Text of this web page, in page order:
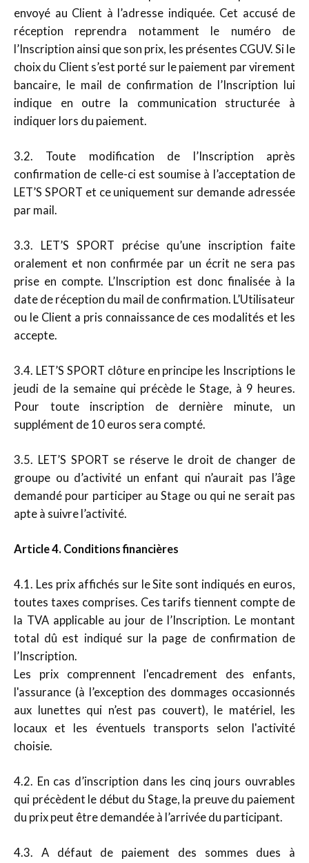
envoyé au Client à l’adresse indiquée. Cet accusé de
réception reprendra notamment le numéro de
l’Inscription ainsi que son prix, les présentes CGUV. Si le
choix du Client s’est porté sur le paiement par virement
bancaire, le mail de confirmation de l’Inscription lui
indique en outre la communication structurée à
indiquer lors du paiement.
3.2. Toute modification de l’Inscription après
confirmation de celle-ci est soumise à l’acceptation de
LET’S SPORT et ce uniquement sur demande adressée
par mail.
3.3. LET’S SPORT précise qu’une inscription faite
oralement et non confirmée par un écrit ne sera pas
prise en compte. L’Inscription est donc finalisée à la
date de réception du mail de confirmation. L’Utilisateur
ou le Client a pris connaissance de ces modalités et les
accepte.
3.4. LET’S SPORT clôture en principe les Inscriptions le
jeudi de la semaine qui précède le Stage, à 9 heures.
Pour toute inscription de dernière minute, un
supplément de 10 euros sera compté.
3.5. LET’S SPORT se réserve le droit de changer de
groupe ou d’activité un enfant qui n’aurait pas l’âge
demandé pour participer au Stage ou qui ne serait pas
apte à suivre l’activité.
Article 4. Conditions financières
4.1. Les prix affichés sur le Site sont indiqués en euros,
toutes taxes comprises. Ces tarifs tiennent compte de
la TVA applicable au jour de l’Inscription. Le montant
total dû est indiqué sur la page de confirmation de
l’Inscription.
Les prix comprennent l'encadrement des enfants,
l'assurance (à l’exception des dommages occasionnés
aux lunettes qui n’est pas couvert), le matériel, les
locaux et les éventuels transports selon l'activité
choisie.
4.2. En cas d’inscription dans les cinq jours ouvrables
qui précèdent le début du Stage, la preuve du paiement
du prix peut être demandée à l’arrivée du participant.
4.3. A défaut de paiement des sommes dues à